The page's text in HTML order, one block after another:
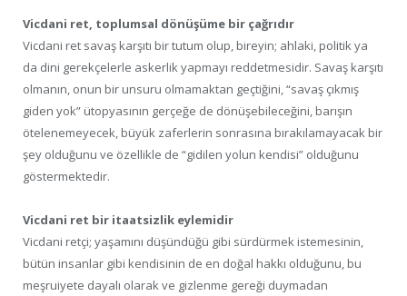
Vicdani ret, toplumsal dönüşüme bir çağrıdır
Vicdani ret savaş karşıtı bir tutum olup, bireyin; ahlaki, politik ya
da dini gerekçelerle askerlik yapmayı reddetmesidir. Savaş karşıtı
olmanın, onun bir unsuru olmamaktan geçtiğini, “savaş çıkmış
giden yok” ütopyasının gerçeğe de dönüşebileceğini, barışın
ötelenemeyecek, büyük zaferlerin sonrasına bırakılamayacak bir
şey olduğunu ve özellikle de “gidilen yolun kendisi” olduğunu
göstermektedir.
Vicdani ret bir itaatsizlik eylemidir
Vicdani retçi; yaşamını düşündüğü gibi sürdürmek istemesinin,
bütün insanlar gibi kendisinin de en doğal hakkı olduğunu, bu
meşruiyete dayalı olarak ve gizlenme gereği duymadan